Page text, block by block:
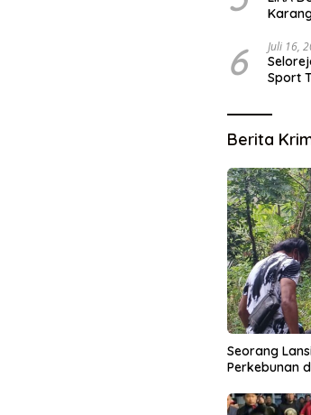
6 Juli 16,
Sport
Berita
Seorang
Perkebunan